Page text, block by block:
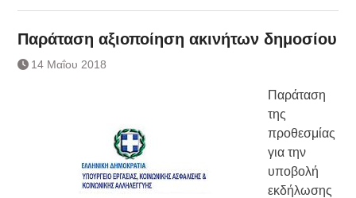
Παράταση αξιοποίηση ακινήτων δημοσίου
14 Μαΐου 2018
Παράταση
της
προθεσμίας
για την
υποβολή
εκδήλωσης